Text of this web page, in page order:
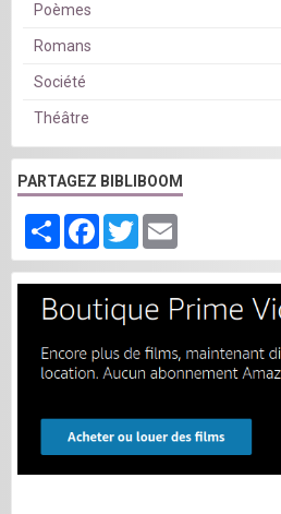
Poèmes
Romans
Société
Théâtre
PARTAGEZ BIBLIBOOM
PartagerFacebook
Twitter